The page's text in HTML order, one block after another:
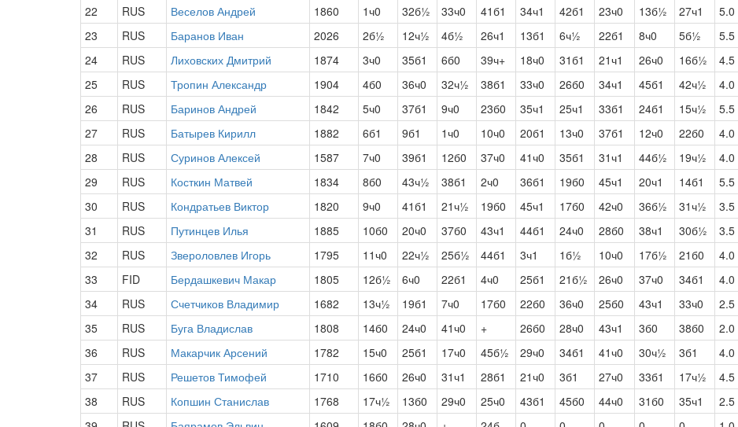
22
RUS Веселов Андрей 1860 1ч0 32б½ 33ч0 41б1 34ч1 42б1 23ч0 13б½ 27ч1 5.0
23
RUS Баранов Иван 2026 2б½ 12ч½ 4б½ 26ч1 13б1 6ч½ 22б1 8ч0 5б½ 5.5
24
RUS Лиховских Дмитрий 1874 3ч0 35б1 6б0 39ч+ 18ч0 31б1 21ч1 26ч0 16б½ 4.5
25
RUS Тропин Александр 1904 4б0 36ч0 32ч½ 38б1 33ч0 26б0 34ч1 45б1 42ч½ 4.0
26
RUS Баринов Андрей 1842 5ч0 37б1 9ч0 23б0 35ч1 25ч1 33б1 24б1 15ч½ 5.5
27
RUS Батырев Кирилл 1882 6б1 9б1 1ч0 10ч0 20б1 13ч0 37б1 12ч0 22б0 4.0
28
RUS Суринов Алексей 1587 7ч0 39б1 12б0 37ч0 41ч0 35б1 31ч1 44б½ 19ч½ 4.0
29
RUS Косткин Матвей 1834 8б0 43ч½ 38б1 2ч0 36б1 19б0 45ч1 20ч1 14б1 5.5
30
RUS Кондратьев Виктор 1820 9ч0 41б1 21ч½ 19б0 45ч1 17б0 42ч0 36б½ 31ч½ 3.5
31
RUS Путинцев Илья 1885 10б0 20ч0 37б0 43ч1 44б1 24ч0 28б0 38ч1 30б½ 3.5
32
RUS Звероловлев Игорь 1795 11ч0 22ч½ 25б½ 44б1 3ч1 1б½ 10ч0 17б½ 21б0 4.0
33
FID Бердашкевич Макар 1805 12б½ 6ч0 22б1 4ч0 25б1 21б½ 26ч0 37ч0 34б1 4.0
34
RUS Счетчиков Владимир 1682 13ч½ 19б1 7ч0 17б0 22б0 36ч0 25б0 43ч1 33ч0 2.5
35
RUS Буга Владислав 1808 14б0 24ч0 41ч0 + 26б0 28ч0 43ч1 3б0 38б0 2.0
36
RUS Макарчик Арсений 1782 15ч0 25б1 17ч0 45б½ 29ч0 34б1 41ч0 30ч½ 3б1 4.0
37
RUS Решетов Тимофей 1710 16б0 26ч0 31ч1 28б1 21ч0 3б1 27ч0 33б1 17ч½ 4.5
38
RUS Копшин Станислав 1768 17ч½ 13б0 29ч0 25ч0 43б1 45б0 44ч0 31б0 35ч1 2.5